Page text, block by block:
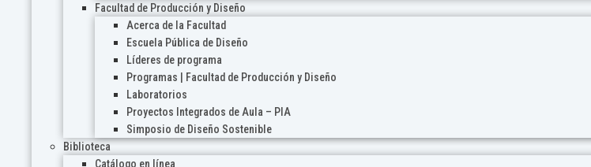
Facultad de Producción y Diseño
Acerca de la Facultad
Escuela Pública de Diseño
Líderes de programa
Programas | Facultad de Producción y Diseño
Laboratorios
Proyectos Integrados de Aula – PIA
Simposio de Diseño Sostenible
Biblioteca
Catálogo en línea